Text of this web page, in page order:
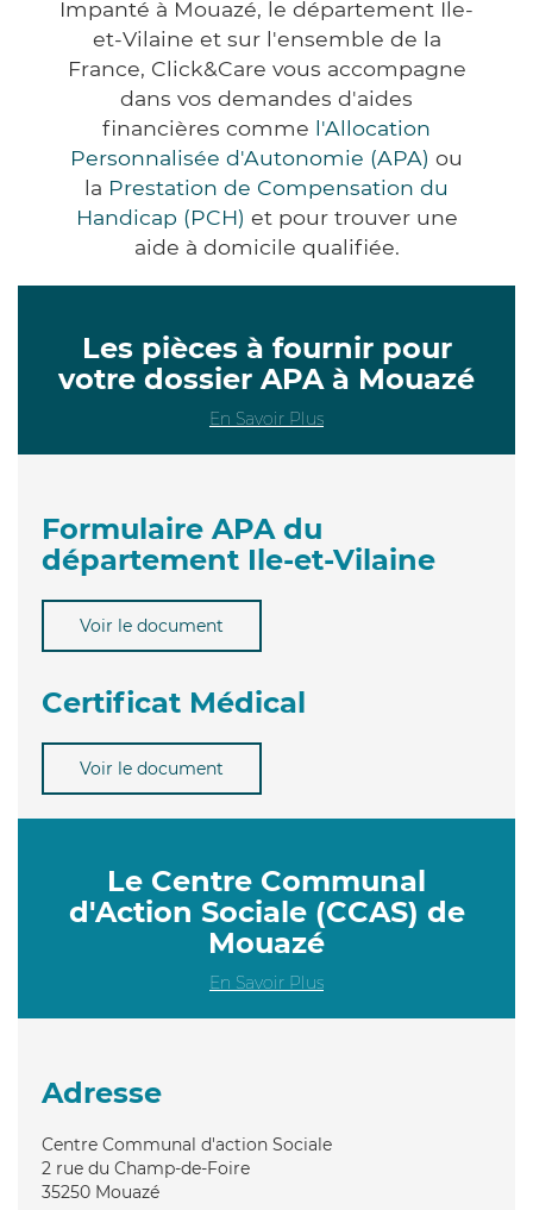
Impanté à Mouazé, le département Ile-
et-Vilaine et sur l'ensemble de la
France, Click&Care vous accompagne
dans vos demandes d'aides
financières comme l'Allocation
Personnalisée d'Autonomie (APA) ou
la Prestation de Compensation du
Handicap (PCH) et pour trouver une
aide à domicile qualifiée.
Les pièces à fournir pour
votre dossier APA à Mouazé
En Savoir Plus
Formulaire APA du
département Ile-et-Vilaine
Voir le document
Certificat Médical
Voir le document
Le Centre Communal
d'Action Sociale (CCAS) de
Mouazé
En Savoir Plus
Adresse
Centre Communal d'action Sociale
2 rue du Champ-de-Foire
35250 Mouazé